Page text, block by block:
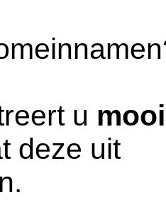
u
deze uit